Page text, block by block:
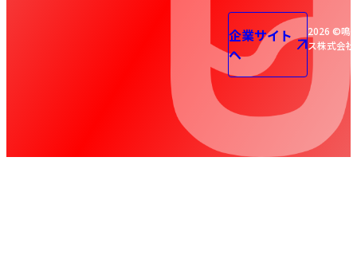
企業サイト
へ
2026 ©鳴
ス株式会社